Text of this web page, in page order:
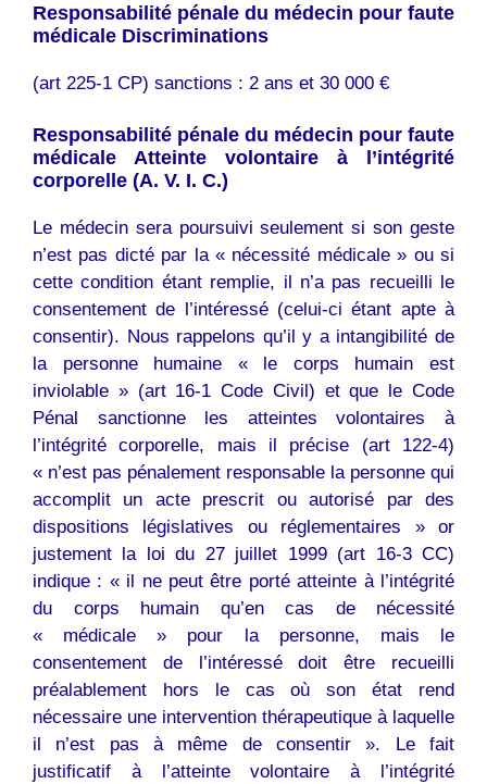
Responsabilité pénale du médecin pour faute
médicale Discriminations
(art 225-1 CP) sanctions : 2 ans et 30 000 €
Responsabilité pénale du médecin pour faute
médicale Atteinte volontaire à l’intégrité
corporelle (A. V. I. C.)
Le médecin sera poursuivi seulement si son geste
n’est pas dicté par la « nécessité médicale » ou si
cette condition étant remplie, il n’a pas recueilli le
consentement de l’intéressé (celui-ci étant apte à
consentir). Nous rappelons qu’il y a intangibilité de
la personne humaine « le corps humain est
inviolable » (art 16-1 Code Civil) et que le Code
Pénal sanctionne les atteintes volontaires à
l’intégrité corporelle, mais il précise (art 122-4)
« n’est pas pénalement responsable la personne qui
accomplit un acte prescrit ou autorisé par des
dispositions législatives ou réglementaires » or
justement la loi du 27 juillet 1999 (art 16-3 CC)
indique : « il ne peut être porté atteinte à l’intégrité
du corps humain qu’en cas de nécessité
« médicale » pour la personne, mais le
consentement de l’intéressé doit être recueilli
préalablement hors le cas où son état rend
nécessaire une intervention thérapeutique à laquelle
il n’est pas à même de consentir ». Le fait
justificatif à l’atteinte volontaire à l’intégrité